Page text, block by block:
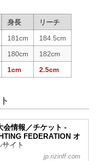
身長
リーチ
181cm
184.5cm
180cm
182cm
1cm 2.5cm
会情報／チケット -
FEDERATION オ
イト
jp.rizinff.com